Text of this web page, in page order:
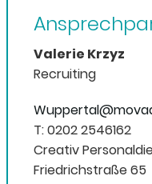
Valerie Krzyz
Recruiting
T: 0202 2546162
Creativ
Friedrichstraße 65